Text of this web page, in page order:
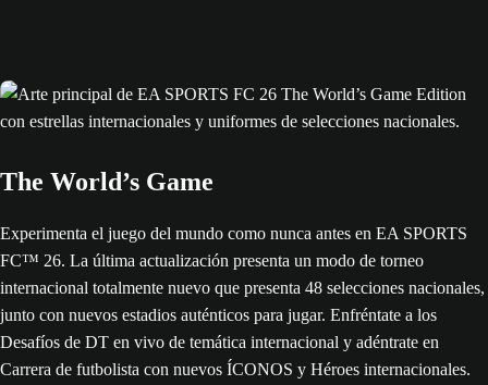
The World’s Game
Experimenta el juego del mundo como nunca antes en EA SPORTS
FC™ 26. La última actualización presenta un modo de torneo
internacional totalmente nuevo que presenta 48 selecciones nacionales,
junto con nuevos estadios auténticos para jugar. Enfréntate a los
Desafíos de DT en vivo de temática internacional y adéntrate en
Carrera de futbolista con nuevos ÍCONOS y Héroes internacionales.